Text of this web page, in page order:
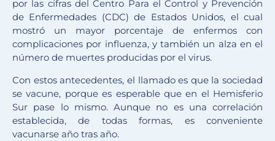
por las cifras del Centro Para el Control y Prevención
de Enfermedades (CDC) de Estados Unidos, el cual
mostró un mayor porcentaje de enfermos con
complicaciones por influenza, y también un alza en el
número de muertes producidas por el virus.
Con estos antecedentes, el llamado es que la sociedad
se vacune, porque es esperable que en el Hemisferio
Sur pase lo mismo. Aunque no es una correlación
establecida, de todas formas, es conveniente
vacunarse año tras año.